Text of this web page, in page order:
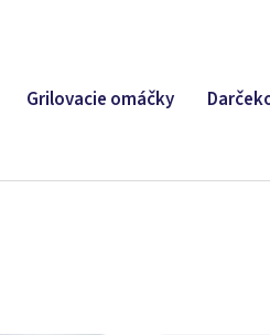
Grilovacie omáčky